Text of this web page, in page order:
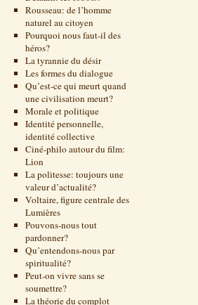
Rousseau: de l’homme
naturel au citoyen
Pourquoi nous faut-il des
héros?
La tyrannie du désir
Les formes du dialogue
Qu’est-ce qui meurt quand
une civilisation meurt?
Morale et politique
Identité personnelle,
identité collective
Ciné-philo autour du film:
Lion
La politesse: toujours une
valeur d’actualité?
Voltaire, figure centrale des
Lumières
Pouvons-nous tout
pardonner?
Qu’entendons-nous par
spiritualité?
Peut-on vivre sans se
soumettre?
La théorie du complot